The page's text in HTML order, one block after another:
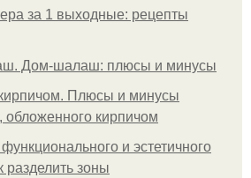
за 1 выходные: рецепты
Дом-шалаш: плюсы и минусы
Плюсы и минусы
обложенного кирпичом
и эстетичного
разделить зоны